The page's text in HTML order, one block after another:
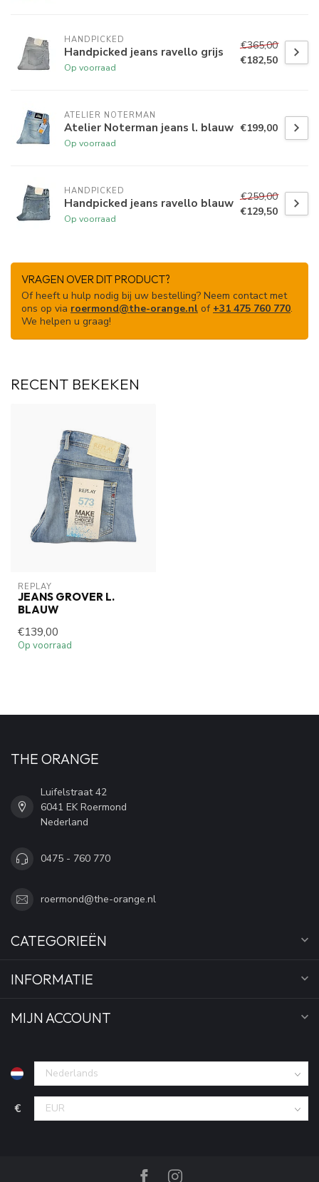
HANDPICKED
Handpicked jeans ravello grijs
Op voorraad
€365,00
€182,50
ATELIER NOTERMAN
Atelier Noterman jeans l. blauw
Op voorraad
€199,00
HANDPICKED
Handpicked jeans ravello blauw
Op voorraad
€259,00
€129,50
VRAGEN OVER DIT PRODUCT?
Of heeft u hulp nodig bij uw bestelling? Neem contact met
ons op via roermond@the-orange.nl of +31 475 760 770.
We helpen u graag!
RECENT BEKEKEN
REPLAY
JEANS GROVER L.
BLAUW
€139,00
Op voorraad
THE ORANGE
Luifelstraat 42
6041 EK Roermond
Nederland
0475 - 760 770
roermond@the-orange.nl
CATEGORIEËN
INFORMATIE
MIJN ACCOUNT
€